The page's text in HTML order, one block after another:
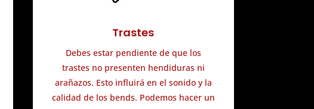
Trastes
Debes estar pendiente de que los
trastes no presenten hendiduras ni
arañazos. Esto influirá en el sonido y la
calidad de los bends. Podemos hacer un